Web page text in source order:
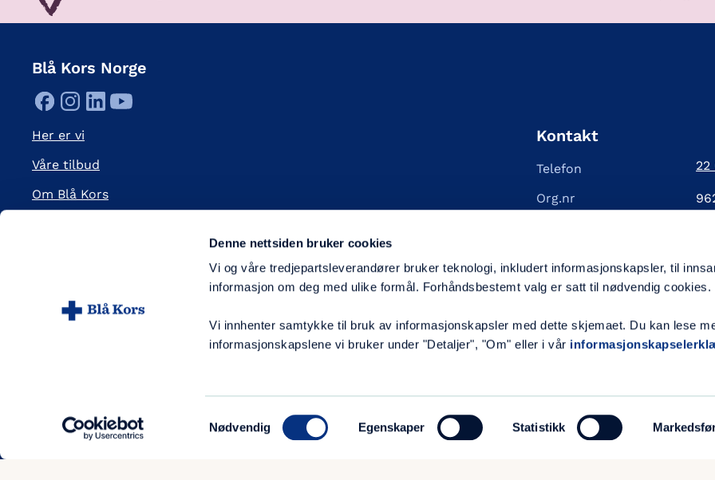
Denne nettsiden bruker cookies
Vi og våre tredjepartsleverandører bruker teknologi, inkludert informasjonskapsler, til
informasjon om deg med ulike formål. Forhåndsbestemt valg er satt til nødvendig cookies.
Vi innhenter samtykke til bruk av informasjonskapsler med dette skjemaet. Du kan lese
informasjonskapslene vi bruker under "Detaljer", "Om" eller i vår
Samtykkevalg
Nødvendig Egenskaper Statistikk
Blå Kors Norge
Her er vi
Våre tilbud
Om Blå Kors
Presserom
Kontakt
Telefon 22
Org.nr
Informasjon til givere
Gavekonto
Telefon til giverservice